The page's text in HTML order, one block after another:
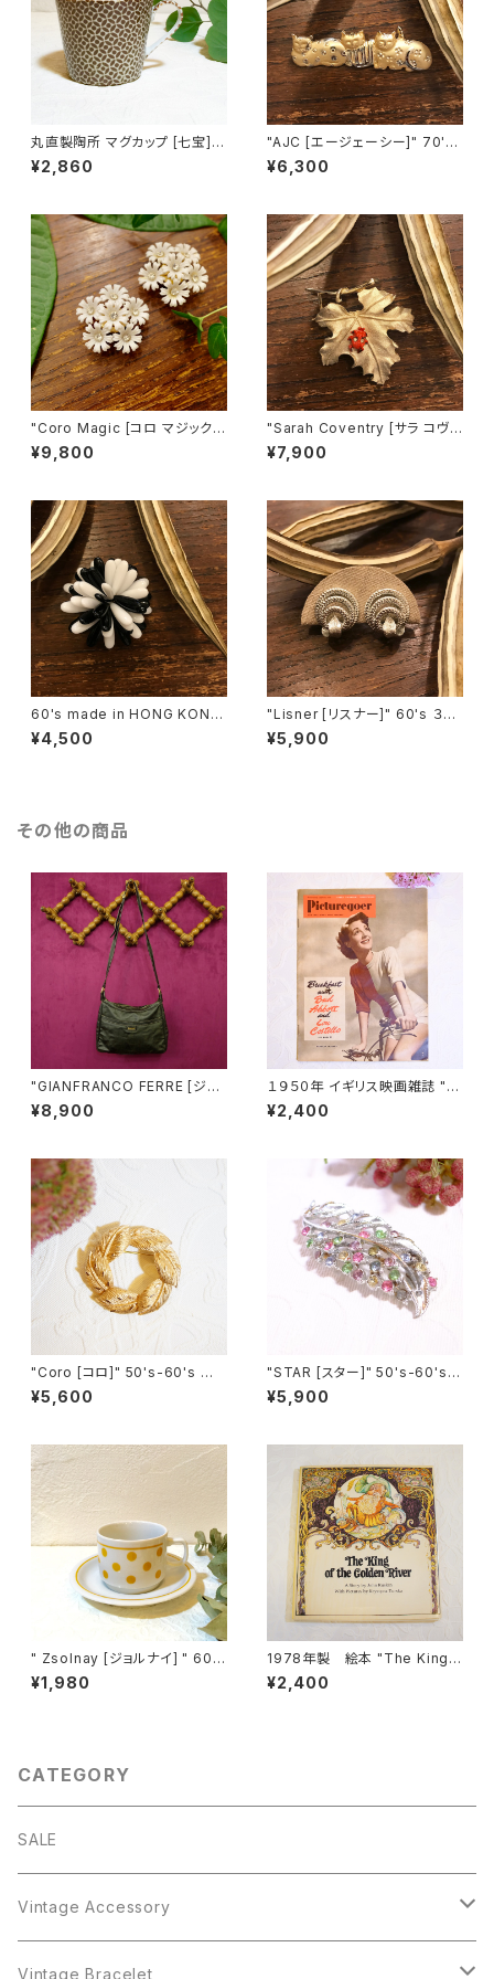
丸直製陶所 マグカップ [七宝]
（茶）
¥2,860
"AJC [エージェーシー]" 70's-
80's ３匹の猫ちゃんが並んだヴ
¥6,300
"Coro Magic [コロ マジック]"
60's NY買い付け 可憐な白い
花束のような磁石留めヴィンテ
¥9,800
"Sarah Coventry [サラ コヴェ
ントリー]" 1966年『BIT O' Fa
ntasy』ヴィンテージブローチ
¥7,900
60's made in HONG KONG
Black & White Flower Motif
ヴィンテージブローチ [BV-40
¥4,500
"Lisner [リスナー]" 60's ３つ
の輪を葉っぱで結んだようなヴ
¥5,900
その他の商品
"GIANFRANCO FERRE [ジャ
ンフランコ フェレ]" 70s-80s
織りの様な柄の入ったヴィンテ
¥8,900
１９５０年 イギリス映画雑誌 " P
icturegoer " ８月１９日号 [OV
-22]
¥2,400
"Coro [コロ]" 50's-60's 葉
のリースモチーフ ヴィンテージ
ブローチ [BV-156]
¥5,600
"STAR [スター]" 50's-60's
マルチカラーラインストーン付き
葉っぱモチーフ ヴィンテージブ
¥5,900
" Zsolnay [ジョルナイ] " 60's
ヴィンテージ ドット柄デミタスカ
ップ＆ソーサー [CCV-3]
¥1,980
1978年製 絵本 "The King o
¥2,400
CATEGORY
SALE
Vintage Accessory
Bracelet
Vintage Bracelet